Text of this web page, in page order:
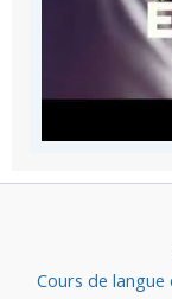
Cours de